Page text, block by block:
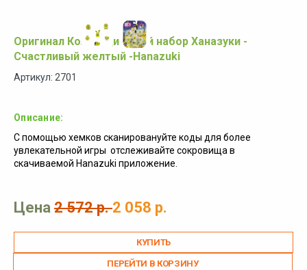
Оригинал Коллекционный набор Ханазуки -
Счастливый желтый -Hanazuki
Артикул: 2701
Описание:
С помощью хемков сканировануйте коды для более
увлекательной игры отслеживайте сокровища в
скачиваемой Hanazuki приложение.
Цена 2 572 р.2 058 р.
ПЕРЕЙТИ В КОРЗИНУ